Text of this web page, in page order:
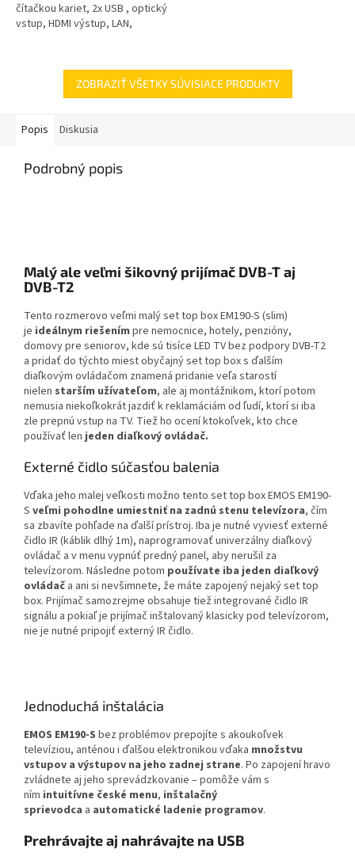
čítačkou kariet, 2x USB , optický
vstup, HDMI výstup, LAN,
ZOBRAZIŤ VŠETKY SÚVISIACE PRODUKTY
Popis Diskusia
Podrobný popis
Malý ale veľmi šikovný prijímač DVB-T aj
DVB-T2
Tento rozmerovo veľmi malý set top box EM190-S (slim)
je ideálnym riešením pre nemocnice, hotely, penzióny,
domovy pre seniorov, kde sú tisíce LED TV bez podpory DVB-T2
a pridať do týchto miest obyčajný set top box s ďalším
diaľkovým ovládačom znamená pridanie veľa starostí
nielen starším užívateľom, ale aj montážnikom, ktorí potom
nemusia niekoľkokrát jazdiť k reklamáciám od ľudí, ktorí si iba
zle prepnú vstup na TV. Tiež ho ocení ktokoľvek, kto chce
používať len jeden diaľkový ovládač.
Externé čidlo súčasťou balenia
Vďaka jeho malej veľkosti možno tento set top box EMOS EM190-
S veľmi pohodlne umiestniť na zadnú stenu televízora, čím
sa zbavíte pohľade na ďalší prístroj. Iba je nutné vyviesť externé
čidlo IR (káblik dlhý 1m), naprogramovať univerzálny diaľkový
ovládač a v menu vypnúť predný panel, aby nerušil za
televízorom. Následne potom používate iba jeden diaľkový
ovládač a ani si nevšimnete, že máte zapojený nejaký set top
box. Prijímač samozrejme obsahuje tiež integrované čidlo IR
signálu a pokiaľ je prijímač inštalovaný klasicky pod televízorom,
nie je nutné pripojiť externý IR čidlo.
Jednoduchá inštalácia
EMOS EM190-S bez problémov prepojíte s akoukoľvek
televíziou, anténou i ďalšou elektronikou vďaka množstvu
vstupov a výstupov na jeho zadnej strane. Po zapojení hravo
zvládnete aj jeho sprevádzkovanie – pomôže vám s
ním intuitívne české menu, inštalačný
sprievodca a automatické ladenie programov.
Prehrávajte aj nahrávajte na USB